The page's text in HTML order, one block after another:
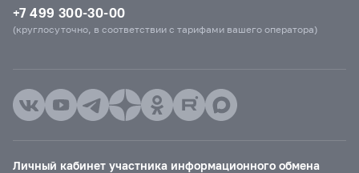
+7 499 300-30-00
(круглосуточно, в соответствии с тарифами вашего оператора)
Личный кабинет участника информационного обмена